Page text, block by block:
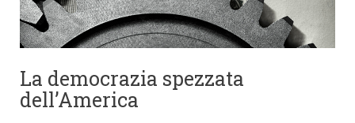
La democrazia spezzata
dell’America